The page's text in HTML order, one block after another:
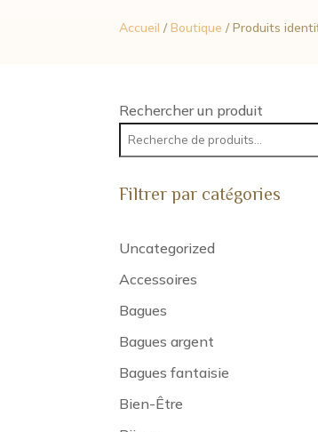
Accueil /Boutique / Produits
Rechercher un produit
Filtrer par catégories
Uncategorized
Accessoires
Bagues
Bagues argent
Bagues fantaisie
Bien-Être